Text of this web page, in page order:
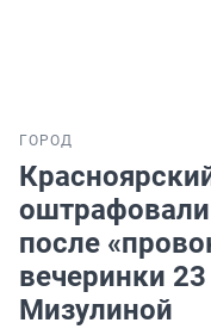
ГОРОД
после
вечеринки
Мизулиной